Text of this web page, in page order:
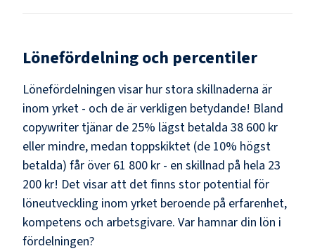
Lönefördelning och percentiler
Lönefördelningen visar hur stora skillnaderna är
inom yrket - och de är verkligen betydande! Bland
copywriter tjänar de 25% lägst betalda 38 600 kr
eller mindre, medan toppskiktet (de 10% högst
betalda) får över 61 800 kr - en skillnad på hela 23
200 kr! Det visar att det finns stor potential för
löneutveckling inom yrket beroende på erfarenhet,
kompetens och arbetsgivare. Var hamnar din lön i
fördelningen?